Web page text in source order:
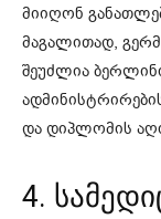
მიიღონ
მაგალითად,
შეუძლია
და დიპლომის
4.